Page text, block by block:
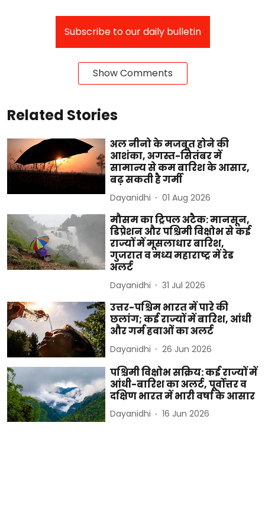
Subscribe to our daily bulletin
Show Comments
Related Stories
अल नीनो के मजबूत होने की
आशंका, अगस्त-सितंबर में
सामान्य से कम बारिश के आसार,
बढ़ सकती है गर्मी
Dayanidhi 01 Aug 2026
मौसम का ट्रिपल अटैक: मानसून,
डिप्रेशन और पश्चिमी विक्षोभ से कई
राज्यों में मूसलाधार बारिश,
गुजरात व मध्य महाराष्ट्र में रेड
अलर्ट
Dayanidhi 31 Jul 2026
उत्तर-पश्चिम भारत में पारे की
छलांग; कई राज्यों में बारिश, आंधी
और गर्म हवाओं का अलर्ट
Dayanidhi 26 Jun 2026
पश्चिमी विक्षोभ सक्रिय: कई राज्यों में
आंधी-बारिश का अलर्ट, पूर्वोत्तर व
दक्षिण भारत में भारी वर्षा के आसार
Dayanidhi 16 Jun 2026